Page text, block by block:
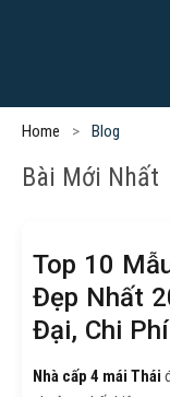
Home Blog
Bài Mới Nhất
Top 10
Đẹp Nhất
Đại, Chi
Nhà cấp 4 mái Thái